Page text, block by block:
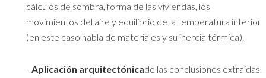
cálculos de sombra, forma de las viviendas, los
movimientos del aire y equilibrio de la temperatura interior
(en este caso habla de materiales y su inercia térmica).
–Aplicación arquitectónicade las conclusiones extraidas.